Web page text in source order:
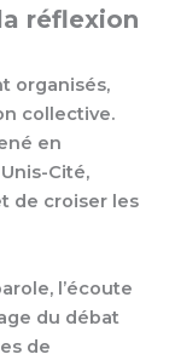
réflexion
organisés,
collective.
en
Cité,
de croiser les
l’écoute
du débat
de